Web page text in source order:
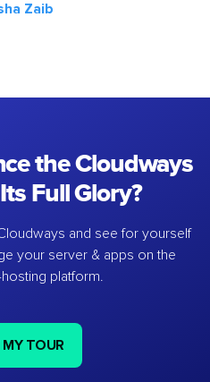
Zaib
the Cloudways
Full Glory?
and see for yourself
your server & apps on the
platform.
TOUR